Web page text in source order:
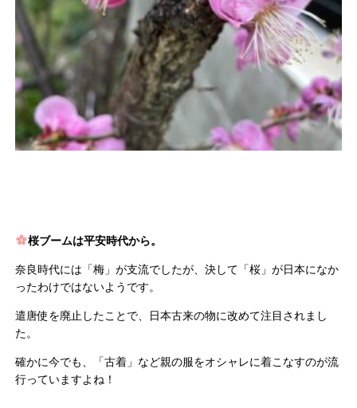
桜ブームは平安時代から。
奈良時代には「梅」が支流でしたが、決して「桜」が日本になか
ったわけではないようです。
遣唐使を廃止したことで、日本古来の物に改めて注目されまし
た。
確かに今でも、「古着」 など親の服をオシャレに着こなすのが流
行っていますよね！